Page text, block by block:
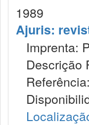
1989
Ajuris:
Imprenta:
Descrição